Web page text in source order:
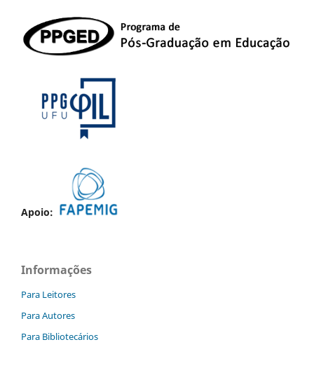
Apoio:
Informações
Para Leitores
Para Autores
Para Bibliotecários